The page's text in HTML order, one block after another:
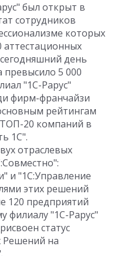
был открыт в
сотрудников
которых
аттестационных
день
превысило 5 000
"1С-Рарус"
фирм-франчайзи
рейтингам
20 компаний в
1С".
отраслевых
и "1С:Управление
этих решений
120 предприятий
филиалу "1С-Рарус"
статус
Решений на